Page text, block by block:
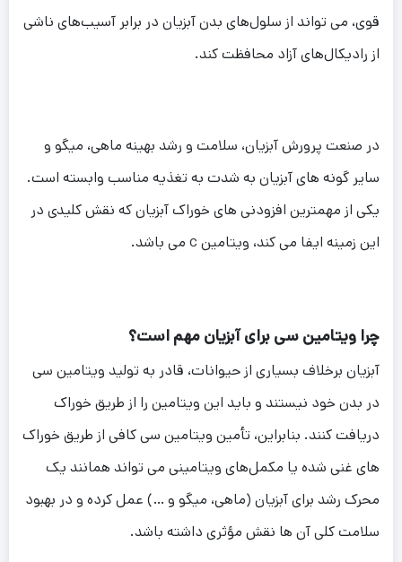
قوی، می تواند از سلول‌های بدن آبزیان در برابر آسیب‌های ناشی
از رادیکال‌های آزاد محافظت کند.
در صنعت پرورش آبزیان، سلامت و رشد بهینه ماهی، میگو و
سایر گونه های آبزیان به شدت به تغذیه مناسب وابسته است.
یکی از مهمترین افزودنی های خوراک آبزیان که نقش کلیدی در
این زمینه ایفا می کند، ویتامین c می باشد.
چرا ویتامین سی برای آبزیان مهم است؟
آبزیان برخلاف بسیاری از حیوانات، قادر به تولید ویتامین سی
در بدن خود نیستند و باید این ویتامین را از طریق خوراک
دریافت کنند. بنابراین، تأمین ویتامین سی کافی از طریق خوراک
های غنی شده یا مکمل‌های ویتامینی می تواند همانند یک
محرک رشد برای آبزیان (ماهی، میگو و …) عمل کرده و در بهبود
سلامت کلی آن ها نقش مؤثری داشته باشد.